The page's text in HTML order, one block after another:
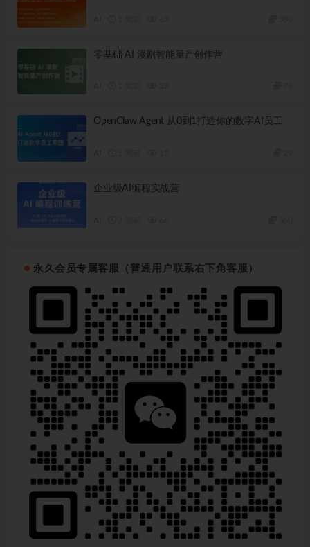
零基础 AI 漫剧智能量产创作营
OpenClaw Agent 从0到1打造你的数字AI员工
企业级AI编程实战营
永久会员专属客服（普通用户联系右下角客服）